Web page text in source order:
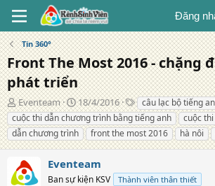
Đăng
Tin 360°
Front The Most 2016 - chặng
phát triển
T
á
c
g
i
ả
Eventeam
N
g
à
y
đ
ă
n
18/4/2016
T
ừ
k
h
ó
câu lạc bộ tiếng
cuộc thi dẫn chương trình bằng tiếng anh
cuộc
dẫn chương trình
front the most 2016 hà nôi
Eventeam
Ban sự kiện KSV Thành viên thân thiết